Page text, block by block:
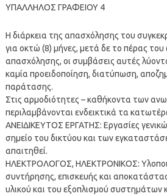
ΥΠΑΛΛΗΛΟΣ ΓΡΑΦΕΙΟΥ 4
Η διάρκεια της απασχόλησης του
για οκτώ (8) μήνες, μετά δε το πέρας
απασχόλησης, οι συμβάσεις αυτές
καμία προειδοποίηση, διατύπωση,
παράτασης.
Στις αρμοδιότητες – καθήκοντα των
περιλαμβάνονται ενδεικτικά τα
ΑΝΕΙΔΙΚΕΥΤΟΣ ΕΡΓΑΤΗΣ: Εργασίες
σημείο του δικτύου και των
απαιτηθεί.
ΗΛΕΚΤΡΟΛΟΓΟΣ, ΗΛΕΚΤΡΟΝΙΚΟΣ:
συντήρησης, επισκευής και
υλικού και του εξοπλισμού συστημάτων